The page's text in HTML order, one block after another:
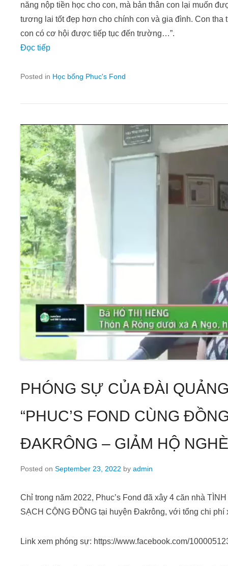
năng nộp tiền học cho con, mà bản thân con lại muốn
tương lai tốt đẹp hơn cho chính con và gia đình. Con tha
con có cơ hội được tiếp tục đến trường…”.
Đọc tiếp
Posted in Học bổng Phuc's Fond
PHÓNG SỰ CỦA ĐÀI
“PHUC’S FOND CÙNG
ĐAKRÔNG – GIẢM HỘ
Posted on September 23, 2022 by admin
Chỉ trong năm 2022, Phuc’s Fond đã xây 4 căn nhà
SẠCH CỘNG ĐỒNG tại huyện Đakrông, với tổng chi
Link xem phóng sự: https://www.facebook.com/